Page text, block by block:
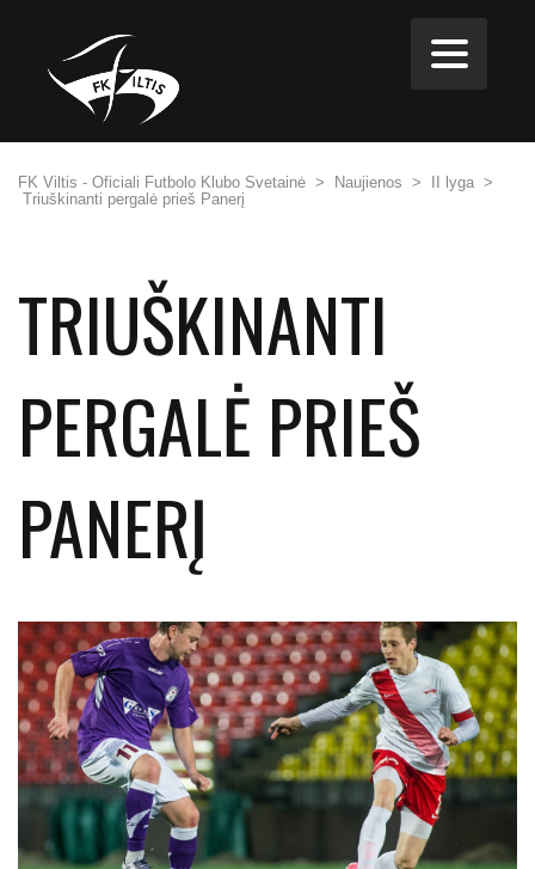
FK Viltis - Oficiali Futbolo Klubo Svetainė > Naujienos > II lyga >
Triuškinanti pergalė prieš Panerį
TRIUŠKINANTI
PERGALĖ PRIEŠ
PANERĮ